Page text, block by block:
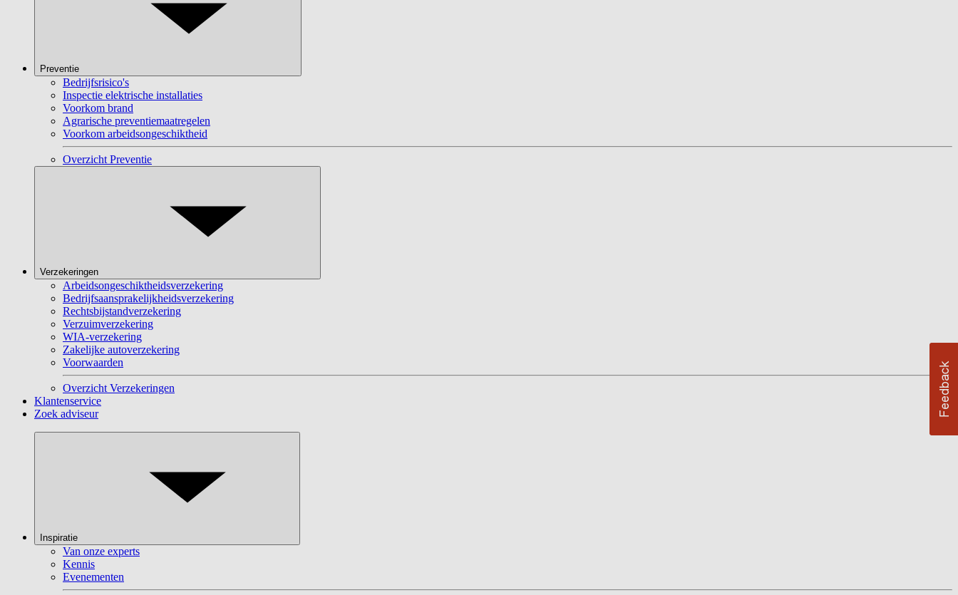
Preventie
Bedrijfsrisico's
Inspectie elektrische installaties
Voorkom brand
Agrarische preventiemaatregelen
Voorkom arbeidsongeschiktheid
Overzicht Preventie
Verzekeringen
Arbeidsongeschiktheidsverzekering
Bedrijfsaansprakelijkheidsverzekering
Rechtsbijstandverzekering
Verzuimverzekering
WIA-verzekering
Zakelijke autoverzekering
Voorwaarden
Overzicht Verzekeringen
Klantenservice
Zoek adviseur
Inspiratie
Van onze experts
Kennis
Evenementen